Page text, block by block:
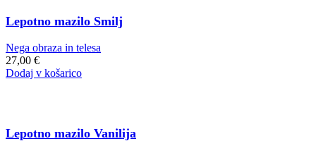
Lepotno mazilo Smilj
Nega obraza in telesa
27,00 €
Dodaj v košarico
Lepotno mazilo Vanilija